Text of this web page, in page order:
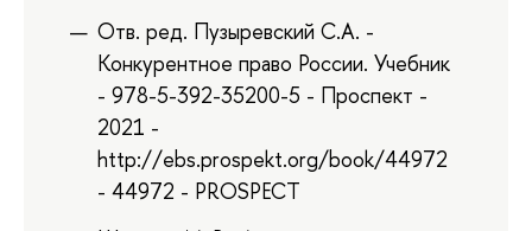
Отв. ред. Пузыревский С.А. -
Конкурентное право России. Учебник
- 978-5-392-35200-5 - Проспект -
2021 -
http://ebs.prospekt.org/book/44972
- 44972 - PROSPECT